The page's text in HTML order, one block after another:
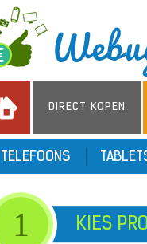
DIRECT KOPEN
TELEFOONS
1 KIES